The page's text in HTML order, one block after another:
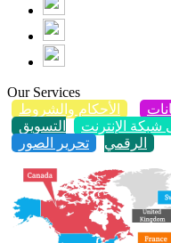
Our Services
الأحكام والشروط
شبكة الإنترنت
التسويق
الرقمي
تحرير الصور